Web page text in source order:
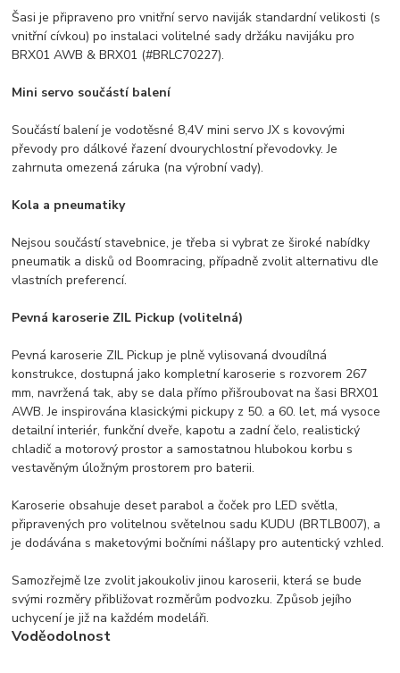
Šasi je připraveno pro vnitřní servo naviják standardní velikosti (s
vnitřní cívkou) po instalaci volitelné sady držáku navijáku pro
BRX01 AWB & BRX01 (#BRLC70227).
Mini servo součástí balení
Součástí balení je vodotěsné 8,4V mini servo JX s kovovými
převody pro dálkové řazení dvourychlostní převodovky. Je
zahrnuta omezená záruka (na výrobní vady).
Kola a pneumatiky
Nejsou součástí stavebnice, je třeba si vybrat ze široké nabídky
pneumatik a disků od Boomracing, případně zvolit alternativu dle
vlastních preferencí.
Pevná karoserie ZIL Pickup (volitelná)
Pevná karoserie ZIL Pickup je plně vylisovaná dvoudílná
konstrukce, dostupná jako kompletní karoserie s rozvorem 267
mm, navržená tak, aby se dala přímo přišroubovat na šasi BRX01
AWB. Je inspirována klasickými pickupy z 50. a 60. let, má vysoce
detailní interiér, funkční dveře, kapotu a zadní čelo, realistický
chladič a motorový prostor a samostatnou hlubokou korbu s
vestavěným úložným prostorem pro baterii.
Karoserie obsahuje deset parabol a čoček pro LED světla,
připravených pro volitelnou světelnou sadu KUDU (BRTLB007), a
je dodávána s maketovými bočními nášlapy pro autentický vzhled.
Samozřejmě lze zvolit jakoukoliv jinou karoserii, která se bude
svými rozměry přibližovat rozměrům podvozku. Způsob jejího
uchycení je již na každém modeláři.
Voděodolnost